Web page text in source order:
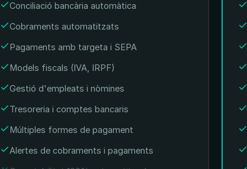
Conciliació bancària automàtica
Cobraments automatitzats
Pagaments amb targeta i SEPA
Models fiscals (IVA, IRPF)
Gestió d'empleats i nòmines
Tresoreria i comptes bancaris
Múltiples formes de pagament
Alertes de cobraments i pagaments